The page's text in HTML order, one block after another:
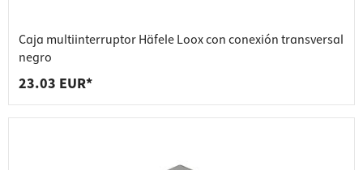
Caja multiinterruptor Häfele Loox con conexión transversal
negro
23.03 EUR*